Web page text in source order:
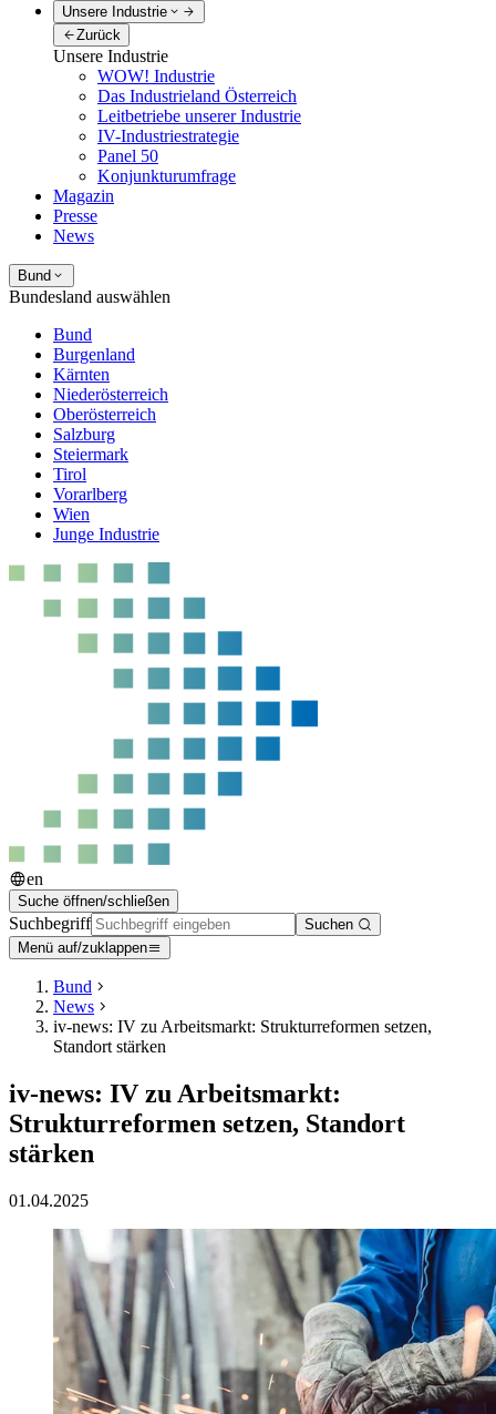
Unsere Industrie
Zurück
Unsere Industrie
WOW! Industrie
Das Industrieland Österreich
Leitbetriebe unserer Industrie
IV-Industriestrategie
Panel 50
Konjunkturumfrage
Magazin
Presse
News
Bund
Bundesland auswählen
Bund
Burgenland
Kärnten
Niederösterreich
Oberösterreich
Salzburg
Steiermark
Tirol
Vorarlberg
Wien
Junge Industrie
en
Suche öffnen/schließen
Suchbegriff
Suchen
Menü auf/zuklappen
Bund
News
iv-news: IV zu Arbeitsmarkt: Strukturreformen setzen,
Standort stärken
iv-news: IV zu Arbeitsmarkt:
Strukturreformen setzen, Standort
stärken
01.04.2025